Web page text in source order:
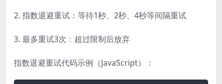
2. 指数退避重试：等待1秒、2秒、4秒等间隔重试
3. 最多重试3次：超过限制后放弃
指数退避重试代码示例（JavaScript）：